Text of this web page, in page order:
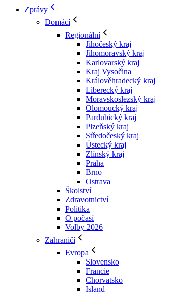
Zprávy
Domácí
Regionální
Jihočeský kraj
Jihomoravský kraj
Karlovarský kraj
Kraj Vysočina
Králověhradecký kraj
Liberecký kraj
Moravskoslezský kraj
Olomoucký kraj
Pardubický kraj
Plzeňský kraj
Středočeský kraj
Ústecký kraj
Zlínský kraj
Praha
Brno
Ostrava
Školství
Zdravotnictví
Politika
O počasí
Volby 2026
Zahraničí
Evropa
Slovensko
Francie
Chorvatsko
Island